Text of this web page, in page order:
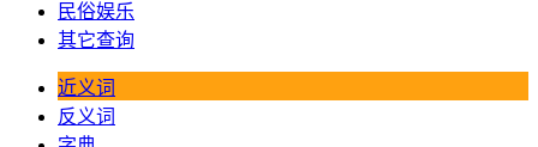
民俗娱乐
其它查询
近义词
反义词